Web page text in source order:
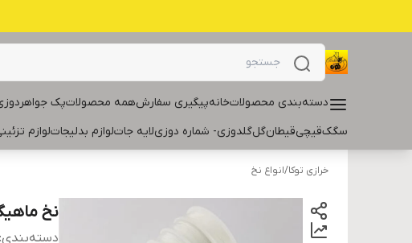
دسته‌بندی محصولاتخانهپیگیری سفارشهمه محصولاتپک
سگکقیچیقیطانگلگلدوزی- شماره دوزیلایه جاتلوازم بدلیجاتلوازم
خرازی توکا/انواع نخ
نخ
دسته‌بندی: